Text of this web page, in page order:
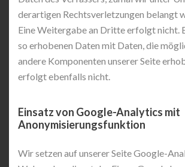
derartigen Rechtsverletzungen belangt
Eine Weitergabe an Dritte erfolgt nicht.
so erhobenen Daten mit Daten, die
andere Komponenten unserer Seite
erfolgt ebenfalls nicht.
Einsatz von Google-Analytics mit
Anonymisierungsfunktion
Wir setzen auf unserer Seite Google-